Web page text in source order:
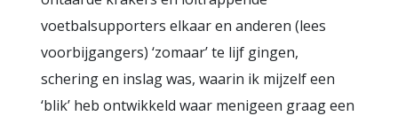
voetbalsupporters elkaar en anderen (lees
voorbijgangers) ‘zomaar’ te lijf gingen,
schering en inslag was, waarin ik mijzelf een
‘blik’ heb ontwikkeld waar menigeen graag een